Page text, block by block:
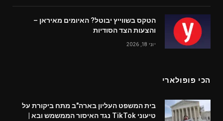
הטקס בשווייץ יבוטל? האיומים מאיראן –
והצעות הצד הסודיות
יוני 18, 2026
הכי פופולארי
בית המשפט העליון בארה"ב מתח ביקורת על
טיעוני TikTok נגד האיסור הממשמש ובא |